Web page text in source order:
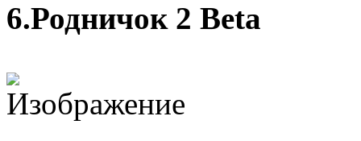
6.Родничок 2 Beta